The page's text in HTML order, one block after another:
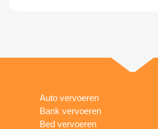
Auto vervoeren
Bank vervoeren
Bed vervoeren